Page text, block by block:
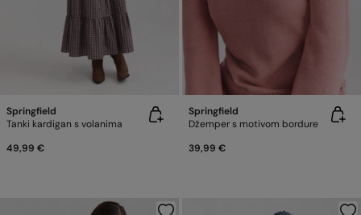
Springfield
Tanki kardigan s volanima
49,99 €
Springfield
Džemper s motivom bordure
39,99 €